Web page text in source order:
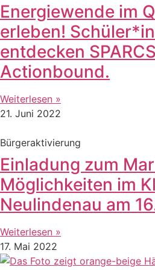
Energiewende im
erleben!
entdecken
Actionbound.
Weiterlesen »
21. Juni 2022
Bürgeraktivierung
Einladung zum
Möglichkeiten im
Neulindenau am
Weiterlesen »
17. Mai 2022